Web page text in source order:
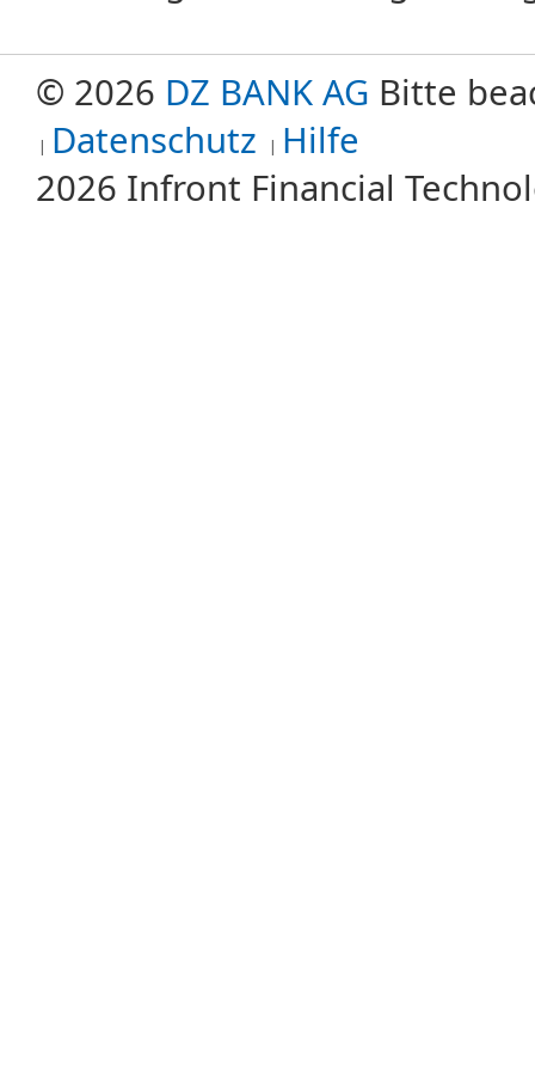
© 2026 DZ BANK AG Bitte
Datenschutz Hilfe
2026 Infront Financial